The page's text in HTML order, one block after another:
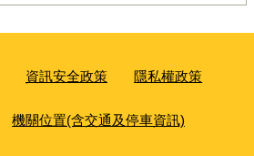
資訊安全政策 隱私權政策
機關位置(含交通及停車資訊)